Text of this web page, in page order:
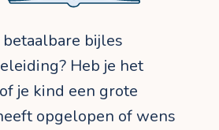
betaalbare bijles
Heb je het
je kind een grote
opgelopen of wens